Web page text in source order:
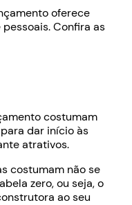
oferece
Confira as
costumam
dar início às
atrativos.
costumam não se
zero, ou seja, o
ao seu